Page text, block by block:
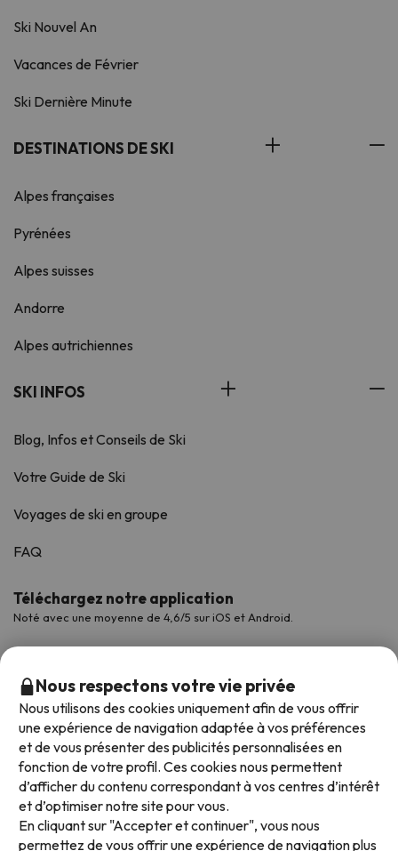
Ski Nouvel An
Vacances de Février
Ski Dernière Minute
DESTINATIONS DE SKI
Alpes françaises
Pyrénées
Alpes suisses
Andorre
Alpes autrichiennes
SKI INFOS
Blog, Infos et Conseils de Ski
Votre Guide de Ski
Voyages de ski en groupe
FAQ
Téléchargez notre application
Noté avec une moyenne de 4,6/5 sur iOS et Android.
Modes de paiement disponibles
Nous respectons votre vie privée
Nous utilisons des cookies uniquement afin de vous offrir
une expérience de navigation adaptée à vos préférences
et de vous présenter des publicités personnalisées en
fonction de votre profil. Ces cookies nous permettent
d’afficher du contenu correspondant à vos centres d’intérêt
et d’optimiser notre site pour vous.
En cliquant sur "Accepter et continuer", vous nous
permettez de vous offrir une expérience de navigation plus